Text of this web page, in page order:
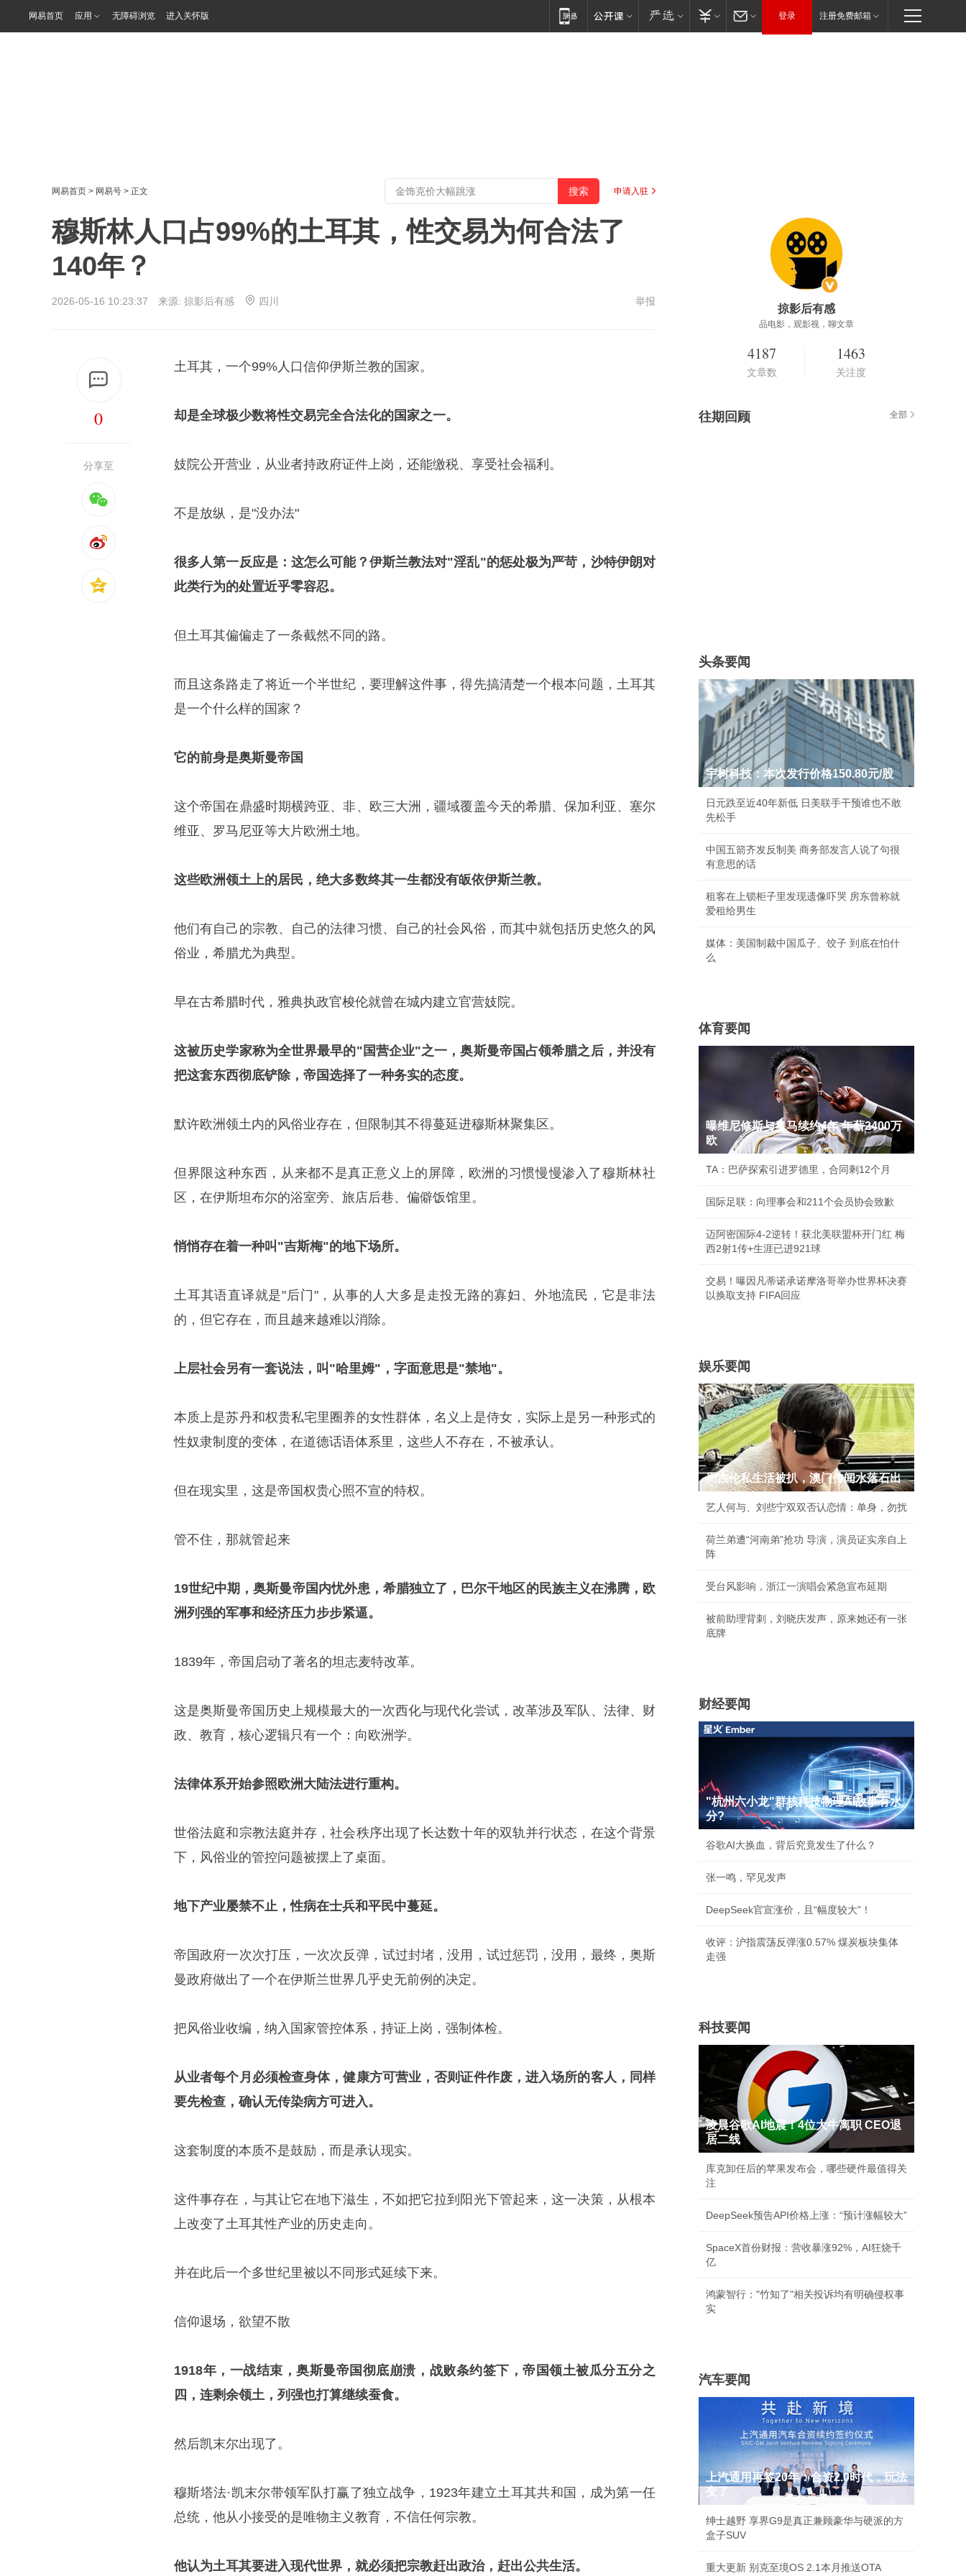
网易首页 应用 无障碍浏览 进入关怀版 登录 注册免费邮箱
网易首页 > 网易号 > 正文 申请入驻
穆斯林人口占99%的土耳其，性交易为何合法了
140年？
2026-05-16 10:23:37 来源: 掠影后有感 四川 举报
0
分享至
土耳其，一个99%人口信仰伊斯兰教的国家。
却是全球极少数将性交易完全合法化的国家之一。
妓院公开营业，从业者持政府证件上岗，还能缴税、享受社会福利。
不是放纵，是"没办法"
很多人第一反应是：这怎么可能？伊斯兰教法对"淫乱"的惩处极为严苛， 沙特伊朗对
此类行为的处置近乎零容忍。
但土耳其偏偏走了一条截然不同的路。
而且这条路走了将近一个半世纪，要理解这件事，得先搞清楚一个根本问题，土耳其
是一个什么样的国家？
它的前身是奥斯曼帝国
这个帝国在鼎盛时期横跨亚、非、欧三大洲，疆域覆盖今天的希腊、保加利亚、塞尔
维亚、罗马尼亚等大片欧洲土地。
这些欧洲领土上的居民，绝大多数终其一生都没有皈依伊斯兰教。
他们有自己的宗教、自己的法律习惯、自己的社会风俗，而其中就包括历史悠久的风
俗业，希腊尤为典型。
早在古希腊时代，雅典执政官梭伦就曾在城内建立官营妓院。
这被历史学家称为全世界最早的"国营企业"之一，奥斯曼帝国占领希腊之后，并没有
把这套东西彻底铲除，帝国选择了一种务实的态度。
默许欧洲领土内的风俗业存在，但限制其不得蔓延进穆斯林聚集区。
但界限这种东西，从来都不是真正意义上的屏障，欧洲的习惯慢慢渗入了穆斯林社
区，在伊斯坦布尔的浴室旁、旅店后巷、偏僻饭馆里。
悄悄存在着一种叫"吉斯梅"的地下场所。
土耳其语直译就是"后门"，从事的人大多是走投无路的寡妇、外地流民，它是非法
的，但它存在，而且越来越难以消除。
上层社会另有一套说法，叫"哈里姆"，字面意思是"禁地"。
本质上是苏丹和权贵私宅里圈养的女性群体，名义上是侍女，实际上是另一种形式的
性奴隶制度的变体，在道德话语体系里，这些人不存在，不被承认。
但在现实里，这是帝国权贵心照不宣的特权。
管不住，那就管起来
19世纪中期，奥斯曼帝国内忧外患， 希腊独立了，巴尔干地区的民族主义在沸腾，欧
洲列强的军事和经济压力步步紧逼。
1839年，帝国启动了著名的坦志麦特改革。
这是奥斯曼帝国历史上规模最大的一次西化与现代化尝试，改革涉及军队、法律、财
政、教育，核心逻辑只有一个：向欧洲学。
法律体系开始参照欧洲大陆法进行重构。
世俗法庭和宗教法庭并存，社会秩序出现了长达数十年的双轨并行状态，在这个背景
下，风俗业的管控问题被摆上了桌面。
地下产业屡禁不止，性病在士兵和平民中蔓延。
帝国政府一次次打压，一次次反弹，试过封堵，没用，试过惩罚，没用，最终，奥斯
曼政府做出了一个在伊斯兰世界几乎史无前例的决定。
把风俗业收编，纳入国家管控体系，持证上岗，强制体检。
从业者每个月必须检查身体，健康方可营业，否则证件作废，进入场所的客人，同样
要先检查，确认无传染病方可进入。
这套制度的本质不是鼓励，而是承认现实。
这件事存在，与其让它在地下滋生，不如把它拉到阳光下管起来，这一决策，从根本
上改变了土耳其性产业的历史走向。
并在此后一个多世纪里被以不同形式延续下来。
信仰退场，欲望不散
1918年， 一战结束，奥斯曼帝国彻底崩溃，战败条约签下，帝国领土被瓜分五分之
四，连剩余领土，列强也打算继续蚕食。
然后凯末尔出现了。
穆斯塔法·凯末尔带领军队打赢了独立战争，1923年建立土耳其共和国，成为第一任
总统，他从小接受的是唯物主义教育，不信任何宗教。
他认为土耳其要进入现代世界，就必须把宗教赶出政治，赶出公共生活。
掠影后有感
品电影，观影视，聊文章
4187
文章数
1463
关注度
往期回顾 全部
头条要闻
宇树科技：本次发行价格150.80元/股
日元跌至近40年新低 日美联手干预谁也不敢
先松手
中国五箭齐发反制美 商务部发言人说了句很
有意思的话
租客在上锁柜子里发现遗像吓哭 房东曾称就
爱租给男生
媒体：美国制裁中国瓜子、饺子 到底在怕什
么
体育要闻
曝维尼修斯与皇马续约4年 年薪2400万
欧
TA：巴萨探索引进罗德里，合同剩12个月
国际足联：向理事会和211个会员协会致歉
迈阿密国际4-2逆转！获北美联盟杯开门红 梅
西2射1传+生涯已进921球
交易！曝因凡蒂诺承诺摩洛哥举办世界杯决赛
以换取支持 FIFA回应
娱乐要闻
周杰伦私生活被扒，澳门传闻水落石出
艺人何与、刘些宁双双否认恋情：单身，勿扰
荷兰弟遭“河南弟”抢功 导演，演员证实亲自上
阵
受台风影响，浙江一演唱会紧急宣布延期
被前助理背刺，刘晓庆发声，原来她还有一张
底牌
财经要闻
"杭州六小龙"群核科技物理AI故事有水
分?
谷歌AI大换血，背后究竟发生了什么？
张一鸣，罕见发声
DeepSeek官宣涨价，且“幅度较大”！
收评：沪指震荡反弹涨0.57% 煤炭板块集体
走强
科技要闻
凌晨谷歌AI地震！4位大牛离职 CEO退
居二线
库克卸任后的苹果发布会，哪些硬件最值得关
注
DeepSeek预告API价格上涨：“预计涨幅较大”
SpaceX首份财报：营收暴涨92%，AI狂烧千
亿
鸿蒙智行："竹知了"相关投诉均有明确侵权事
实
汽车要闻
上汽通用再签20年：合资2.0时代，玩法
变了
绅士越野 享界G9是真正兼顾豪华与硬派的方
盒子SUV
重大更新 别克至境OS 2.1本月推送OTA